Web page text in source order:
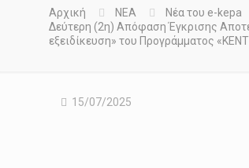
Αρχική ΝΕΑ
Νέα του e-kepa
Δεύτερη (2η) Απόφαση Έγκρισης
εξειδίκευση» του Προγράμματος
15/07/2025